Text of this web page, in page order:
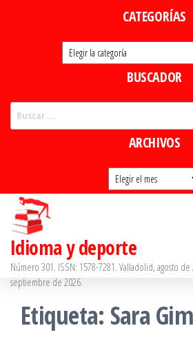
CATEGORÍAS
Categorías
BUSCADOR
ARCHIVOS
Archivos
Idioma y deporte
Número 301. ISSN: 1578-7281. Valladolid, agosto
septiembre de 2026.
Etiqueta: Sara